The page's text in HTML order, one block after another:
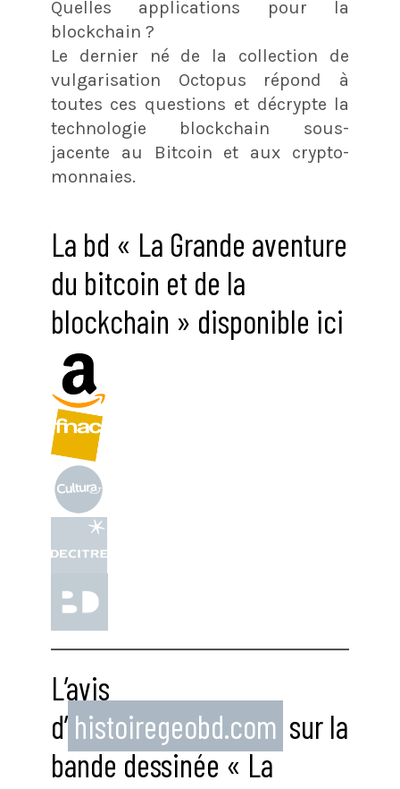
Quelles applications pour la
blockchain ?
Le dernier né de la collection de
vulgarisation Octopus répond à
toutes ces questions et décrypte la
technologie blockchain sous-
jacente au Bitcoin et aux crypto-
monnaies.
La bd « La Grande aventure
du bitcoin et de la
blockchain » disponible ici
L’avis
d’ histoiregeobd.com sur la
bande dessinée « La